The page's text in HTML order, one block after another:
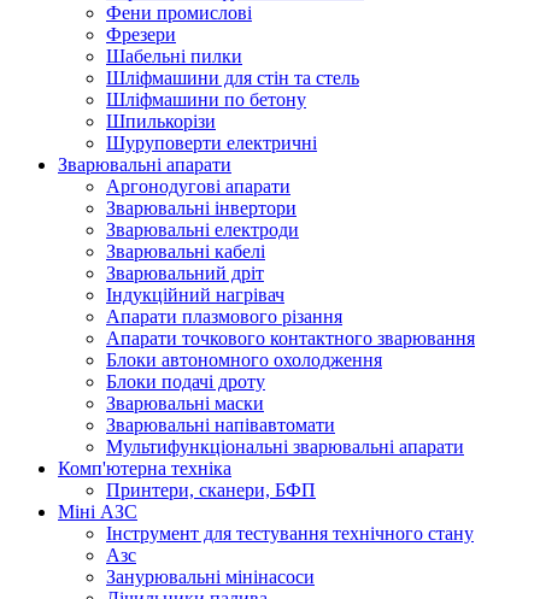
Фени промислові
Фрезери
Шабельні пилки
Шліфмашини для стін та стель
Шліфмашини по бетону
Шпилькорізи
Шуруповерти електричні
Зварювальні апарати
Аргонодугові апарати
Зварювальні інвертори
Зварювальні електроди
Зварювальні кабелі
Зварювальний дріт
Індукційний нагрівач
Апарати плазмового різання
Апарати точкового контактного зварювання
Блоки автономного охолодження
Блоки подачі дроту
Зварювальні маски
Зварювальні напівавтомати
Мультифункціональні зварювальні апарати
Комп'ютерна техніка
Принтери, сканери, БФП
Міні АЗС
Інструмент для тестування технічного стану
Азс
Занурювальні мінінасоси